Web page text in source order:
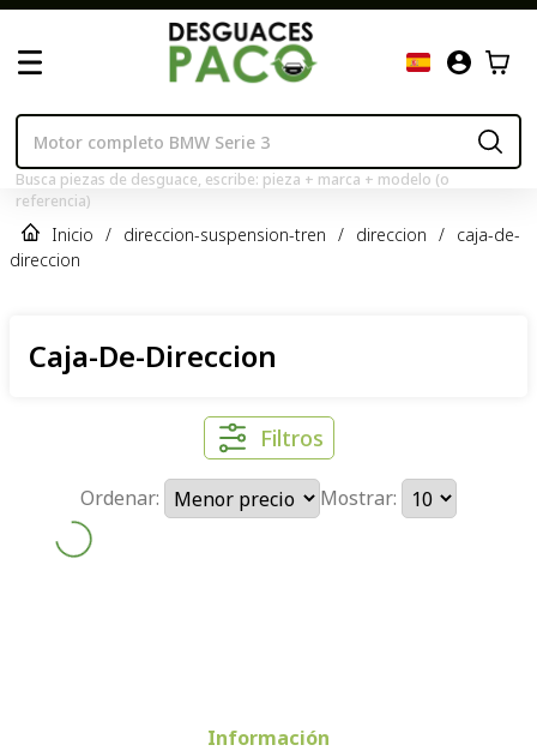
Busca piezas de desguace, escribe: pieza + marca + modelo (o
referencia)
Inicio / direccion-suspension-tren / direccion / caja-de-
direccion
Caja-De-Direccion
Filtros
Ordenar: Mostrar:
SOLICITAR UNA DEVOLUCIÓN